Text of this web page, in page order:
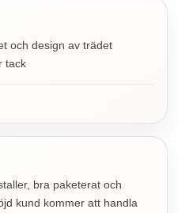
och design av trädet
tack
bra paketerat och
kund kommer att handla